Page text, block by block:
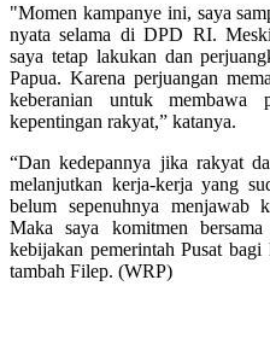
"Momen kampanye ini, saya
nyata selama di DPD RI.
saya tetap lakukan dan
Papua. Karena perjuangan
keberanian untuk membawa
kepentingan rakyat,” katanya.
“Dan kedepannya jika rakyat
melanjutkan kerja-kerja yang
belum sepenuhnya menjawab
Maka saya komitmen
kebijakan pemerintah Pusat
tambah Filep. (WRP)